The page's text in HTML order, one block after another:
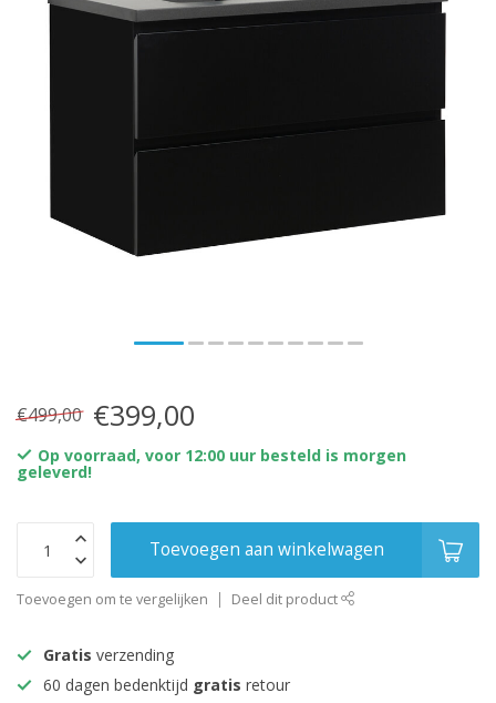
€499,00 €399,00
Op voorraad, voor 12:00 uur besteld is morgen
geleverd!
Toevoegen aan winkelwagen
Toevoegen om te vergelijken Deel dit product
Gratis verzending
60 dagen bedenktijd gratis retour